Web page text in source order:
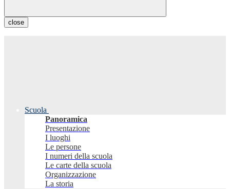
close
Scuola
Panoramica
Presentazione
I luoghi
Le persone
I numeri della scuola
Le carte della scuola
Organizzazione
La storia